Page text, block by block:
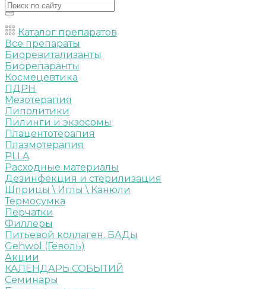
Каталог препаратов
Все препараты
Биоревитализанты
Биорепаранты
Космецевтика
ПДРН
Мезотерапия
Липолитики
Пилинги и экзосомы
Плацентотерапия
Плазмотерапия
PLLA
Расходные материалы
Дезинфекция и стерилизация
Шприцы \ Иглы \ Канюли
Термосумка
Перчатки
Филлеры
Питьевой коллаген. БАДы
Gehwol (Геволь)
Акции
КАЛЕНДАРЬ СОБЫТИЙ
Семинары